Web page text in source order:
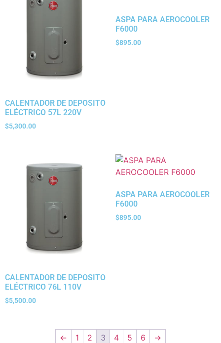
CALENTADOR DE DEPOSITO
ELÉCTRICO 57L 220V
$5,300.00
ASPA PARA AEROCOOLER
F6000
$895.00
CALENTADOR DE DEPOSITO
ELÉCTRICO 76L 110V
$5,500.00
ASPA PARA AEROCOOLER
F6000
$895.00
← 1 2 3 4 5 6 →